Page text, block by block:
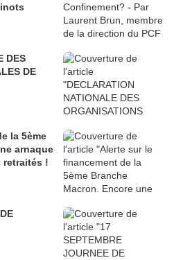
DES
DE
la 5ème
arnaque
retraités !